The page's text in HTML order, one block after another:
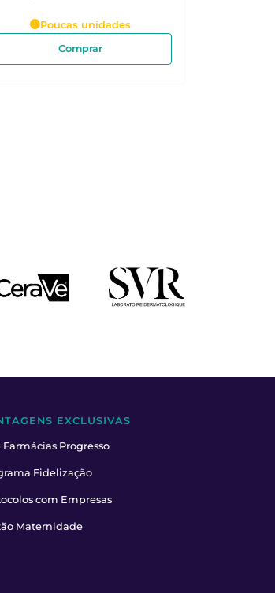
Poucas unidades
Comprar
EXCLUSIVAS
Farmácias Progresso
Fidelização
com Empresas
Maternidade